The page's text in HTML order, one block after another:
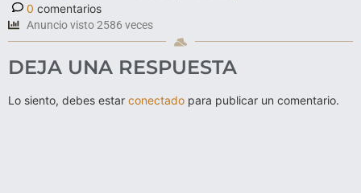
0 comentarios
Anuncio visto 2586 veces
DEJA UNA RESPUESTA
Lo siento, debes estar conectado para publicar un comentario.